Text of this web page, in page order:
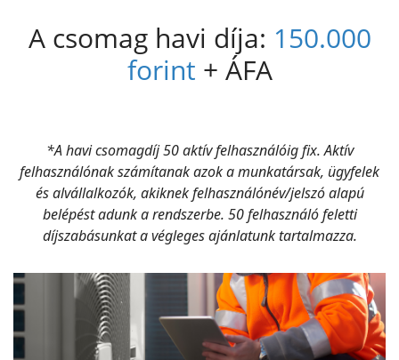
A csomag havi díja: 150.000
forint + ÁFA
*A havi csomagdíj 50 aktív felhasználóig fix. Aktív
felhasználónak számítanak azok a munkatársak, ügyfelek
és alvállalkozók, akiknek felhasználónév/jelszó alapú
belépést adunk a rendszerbe. 50 felhasználó feletti
díjszabásunkat a végleges ajánlatunk tartalmazza.